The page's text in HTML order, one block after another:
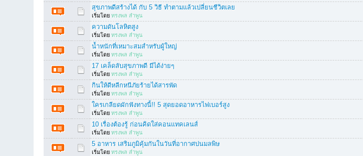
สุขภาพดีสร้างได้ กับ 5 วิธี ทำตามแล้วเปลี่ยนชีวิตเลย
เริ่มโดยทรงพล ลำพูน
ความดันโลหิตสูง
เริ่มโดยทรงพล ลำพูน
น้ำหนักที่เหมาะสมสำหรับผู้ใหญ่
เริ่มโดยทรงพล ลำพูน
17 เคล็ดลับสุขภาพดี มีได้ง่ายๆ
เริ่มโดยทรงพล ลำพูน
กินให้ดีหลีกหนีภัยร้ายได้สารพัด
เริ่มโดยทรงพล ลำพูน
ใครเกลียดผักฟังทางนี้!! 5 สุดยอดอาหารไฟเบอร์สูง
เริ่มโดยทรงพล ลำพูน
10 เรื่องต้องรู้ ก่อนคิดใส่คอนแทคเลนส์
เริ่มโดยทรงพล ลำพูน
5 อาหาร เสริมภูมิคุ้มกันในวันที่อากาศปนมลพิษ
เริ่มโดยทรงพล ลำพูน